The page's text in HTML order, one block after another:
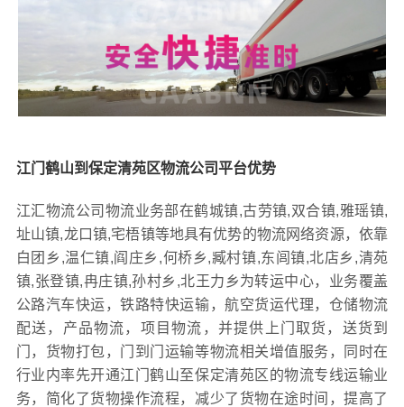
江门鹤山到保定清苑区物流公司平台优势
江汇物流公司物流业务部在鹤城镇,古劳镇,双合镇,雅瑶镇,
址山镇,龙口镇,宅梧镇等地具有优势的物流网络资源，依靠
白团乡,温仁镇,阎庄乡,何桥乡,臧村镇,东闾镇,北店乡,清苑
镇,张登镇,冉庄镇,孙村乡,北王力乡为转运中心，业务覆盖
公路汽车快运，铁路特快运输，航空货运代理，仓储物流
配送，产品物流，项目物流，并提供上门取货，送货到
门，货物打包，门到门运输等物流相关增值服务，同时在
行业内率先开通江门鹤山至保定清苑区的物流专线运输业
务，简化了货物操作流程，减少了货物在途时间，提高了